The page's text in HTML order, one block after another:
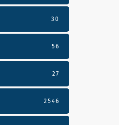
30
56
27
2546